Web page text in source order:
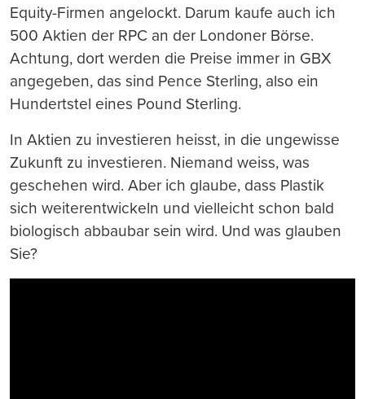
Equity-Firmen angelockt. Darum kaufe auch ich
500 Aktien der RPC an der Londoner Börse.
Achtung, dort werden die Preise immer in GBX
angegeben, das sind Pence Sterling, also ein
Hundertstel eines Pound Sterling.
In Aktien zu investieren heisst, in die ungewisse
Zukunft zu investieren. Niemand weiss, was
geschehen wird. Aber ich glaube, dass Plastik
sich weiterentwickeln und vielleicht schon bald
biologisch abbaubar sein wird. Und was glauben
Sie?